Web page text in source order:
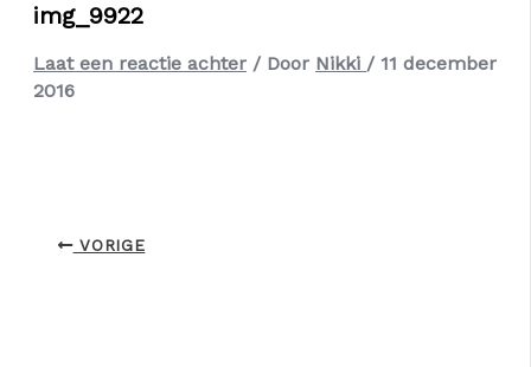
img_9922
Laat een reactie achter / Door Nikki / 11 december
2016
VORIGE